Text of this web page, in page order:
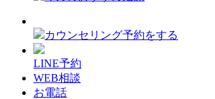
カウンセリング予約をする
LINE予約
WEB相談
お電話